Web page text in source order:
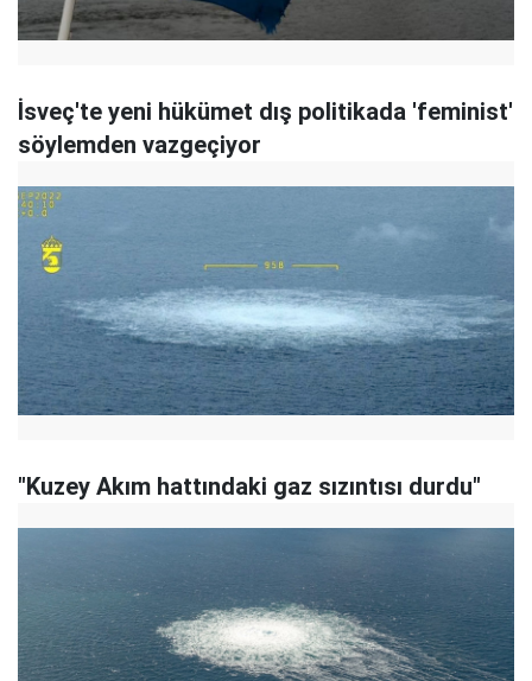
İsveç'te yeni hükümet dış politikada 'feminist'
söylemden vazgeçiyor
"Kuzey Akım hattındaki gaz sızıntısı durdu"